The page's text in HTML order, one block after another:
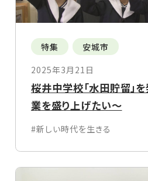
特集
安城市
2025年3月21日
桜井中学校「水田貯留」
業を盛り上げたい～
#新しい時代を生きる